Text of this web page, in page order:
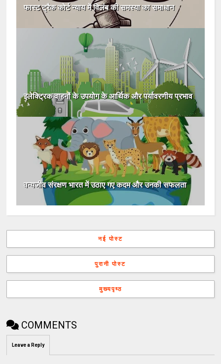
फास्ट ट्रैक कोर्ट न्याय में विलंब की समस्या का समाधान
इलेक्ट्रिक वाहनों के उपयोग के आर्थिक और पर्यावरणीय प्रभाव
वन्यजीव संरक्षण भारत में उठाए गए कदम और उनकी सफलता
नई पोस्ट
पुरानी पोस्ट
मुख्यपृष्ठ
COMMENTS
Leave a Reply